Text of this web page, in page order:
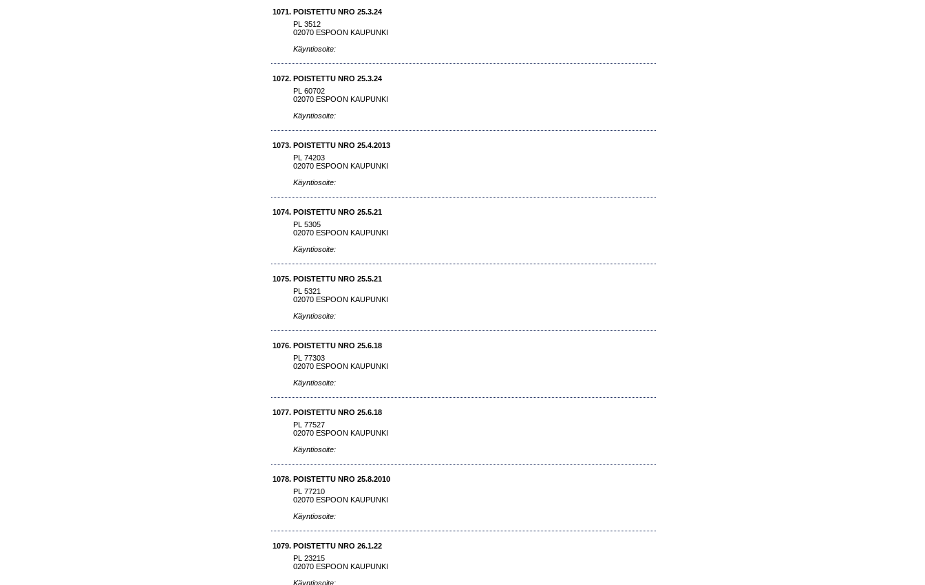
1071. POISTETTU NRO 25.3.24
PL 3512
02070 ESPOON KAUPUNKI
Käyntiosoite:
1072. POISTETTU NRO 25.3.24
PL 60702
02070 ESPOON KAUPUNKI
Käyntiosoite:
1073. POISTETTU NRO 25.4.2013
PL 74203
02070 ESPOON KAUPUNKI
Käyntiosoite:
1074. POISTETTU NRO 25.5.21
PL 5305
02070 ESPOON KAUPUNKI
Käyntiosoite:
1075. POISTETTU NRO 25.5.21
PL 5321
02070 ESPOON KAUPUNKI
Käyntiosoite:
1076. POISTETTU NRO 25.6.18
PL 77303
02070 ESPOON KAUPUNKI
Käyntiosoite:
1077. POISTETTU NRO 25.6.18
PL 77527
02070 ESPOON KAUPUNKI
Käyntiosoite:
1078. POISTETTU NRO 25.8.2010
PL 77210
02070 ESPOON KAUPUNKI
Käyntiosoite:
1079. POISTETTU NRO 26.1.22
PL 23215
02070 ESPOON KAUPUNKI
Käyntiosoite: